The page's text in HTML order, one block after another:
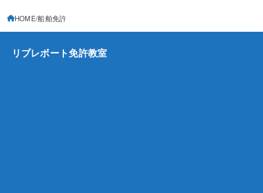
HOME 船舶免許
リブレボート免許教室